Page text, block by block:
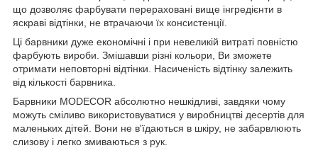
що дозволяє фарбувати перераховані вище інгредієнти в
яскраві відтінки, не втрачаючи їх консистенції.
Ці барвники дуже економічні і при невеликій витраті повністю
фарбують вироби. Змішавши різні кольори, Ви зможете
отримати неповторні відтінки. Насиченість відтінку залежить
від кількості барвника.
Барвники MODECOR абсолютно нешкідливі, завдяки чому
можуть сміливо використовуватися у виробництві десертів для
маленьких дітей. Вони не в'їдаються в шкіру, не забарвлюють
слизову і легко змиваються з рук.